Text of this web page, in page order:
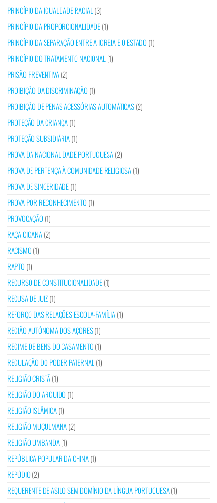
PRINCÍPIO DA IGUALDADE RACIAL (3)
PRINCÍPIO DA PROPORCIONALIDADE(1)
PRINCÍPIO DA SEPARAÇÃO ENTRE A IGREJA E O ESTADO (1)
PRINCÍPIO DO TRATAMENTO NACIONAL (1)
PRISÃO PREVENTIVA(2)
PROIBIÇÃO DA DISCRIMINAÇÃO (1)
PROIBIÇÃO DE PENAS ACESSÓRIAS AUTOMÁTICAS(2)
PROTEÇÃO DA CRIANÇA(1)
PROTEÇÃO SUBSIDIÁRIA(1)
PROVA DA NACIONALIDADE PORTUGUESA(2)
PROVA DE PERTENÇA À COMUNIDADE RELIGIOSA(1)
PROVA DE SINCERIDADE(1)
PROVA POR RECONHECIMENTO (1)
PROVOCAÇÃO (1)
RAÇA CIGANA(2)
RACISMO (1)
RAPTO (1)
RECURSO DE CONSTITUCIONALIDADE(1)
RECUSA DE JUIZ(1)
REFORÇO DAS RELAÇÕES ESCOLA-FAMÍLIA(1)
REGIÃO AUTÓNOMA DOS AÇORES(1)
REGIME DE BENS DO CASAMENTO (1)
REGULAÇÃO DO PODER PATERNAL (1)
RELIGIÃO CRISTÃ(1)
RELIGIÃO DO ARGUIDO (1)
RELIGIÃO ISLÂMICA(1)
RELIGIÃO MUÇULMANA(2)
RELIGIÃO UMBANDA(1)
REPÚBLICA POPULAR DA CHINA(1)
REPÚDIO (2)
REQUERENTE DE ASILO SEM DOMÍNIO DA LÍNGUA PORTUGUESA(1)